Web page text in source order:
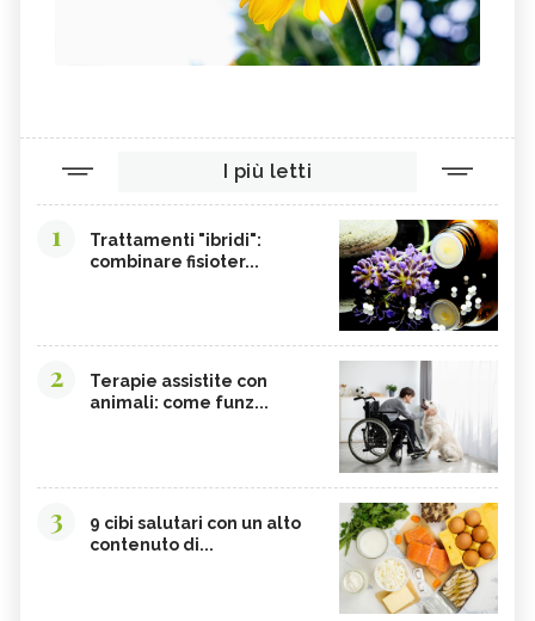
I più letti
1
Trattamenti "ibridi":
combinare fisioter...
2
Terapie assistite con
animali: come funz...
3
9 cibi salutari con un alto
contenuto di...